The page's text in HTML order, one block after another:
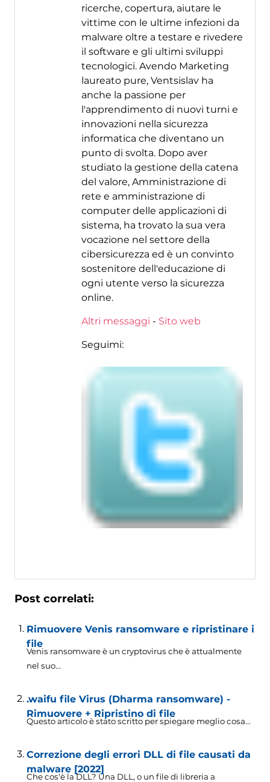
ricerche, copertura, aiutare le
vittime con le ultime infezioni da
malware oltre a testare e rivedere
il software e gli ultimi sviluppi
tecnologici. Avendo Marketing
laureato pure, Ventsislav ha
anche la passione per
l'apprendimento di nuovi turni e
innovazioni nella sicurezza
informatica che diventano un
punto di svolta. Dopo aver
studiato la gestione della catena
del valore, Amministrazione di
rete e amministrazione di
computer delle applicazioni di
sistema, ha trovato la sua vera
vocazione nel settore della
cibersicurezza ed è un convinto
sostenitore dell'educazione di
ogni utente verso la sicurezza
online.
Altri messaggi - Sito web
Seguimi:
Post correlati:
Rimuovere Venis ransomware e ripristinare i
file
Venis ransomware è un cryptovirus che è attualmente
nel suo...
.waifu file Virus (Dharma ransomware) -
Rimuovere + Ripristino di file
Questo articolo è stato scritto per spiegare meglio cosa...
Correzione degli errori DLL di file causati da
malware [2022]
Che cos'è la DLL? Una DLL, o un file di libreria a